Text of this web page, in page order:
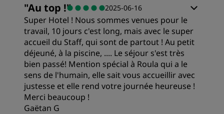
"Au top !" 2025-06-16
Super Hotel ! Nous sommes venues pour le
travail, 10 jours c'est long, mais avec le super
accueil du Staff, qui sont de partout ! Au petit
déjeuné, à la piscine, .... Le séjour s'est très
bien passé! Mention spécial à Roula qui a le
sens de l'humain, elle sait vous accueillir avec
justesse et elle rend votre journée heureuse !
Merci beaucoup !
Gaëtan G